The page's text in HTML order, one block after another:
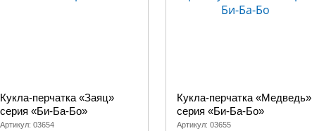
Кукла-перчатка «Заяц»
серия «Би-Ба-Бо»
Артикул: 03654
Кукла-перчатка «Медведь»
серия «Би-Ба-Бо»
Артикул: 03655